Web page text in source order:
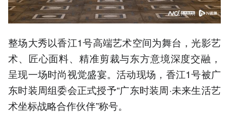
整场大秀以香江1号高端艺术空间为舞台，光影艺
术、匠心面料、精准剪裁与东方意境深度交融，
呈现一场时尚视觉盛宴。活动现场，香江1号被广
东时装周组委会正式授予“广东时装周·未来生活艺
术坐标战略合作伙伴”称号。